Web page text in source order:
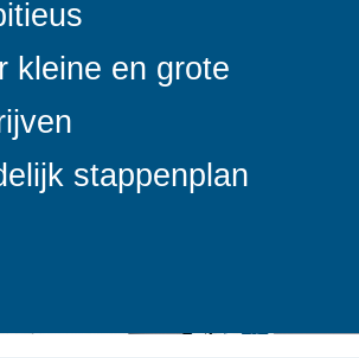
kleine en grote
stappenplan